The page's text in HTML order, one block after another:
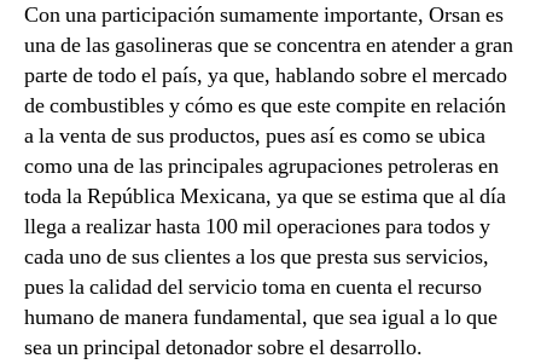
Con una participación sumamente importante, Orsan es
una de las gasolineras que se concentra en atender a gran
parte de todo el país, ya que, hablando sobre el mercado
de combustibles y cómo es que este compite en relación
a la venta de sus productos, pues así es como se ubica
como una de las principales agrupaciones petroleras en
toda la República Mexicana, ya que se estima que al día
llega a realizar hasta 100 mil operaciones para todos y
cada uno de sus clientes a los que presta sus servicios,
pues la calidad del servicio toma en cuenta el recurso
humano de manera fundamental, que sea igual a lo que
sea un principal detonador sobre el desarrollo.